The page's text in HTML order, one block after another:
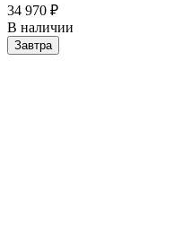
34 970 ₽
В наличии
Завтра